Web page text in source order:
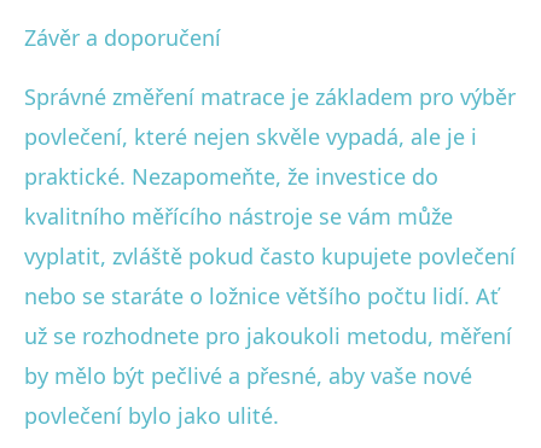
Závěr a doporučení
Správné změření matrace je základem pro výběr
povlečení, které nejen skvěle vypadá, ale je i
praktické. Nezapomeňte, že investice do
kvalitního měřícího nástroje se vám může
vyplatit, zvláště pokud často kupujete povlečení
nebo se staráte o ložnice většího počtu lidí. Ať
už se rozhodnete pro jakoukoli metodu, měření
by mělo být pečlivé a přesné, aby vaše nové
povlečení bylo jako ulité.